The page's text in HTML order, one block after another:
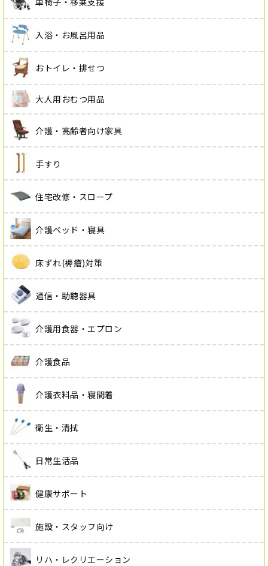
入浴・お風呂用品
おトイレ・排せつ
大人用おむつ用品
介護・高齢者向け家具
手すり
住宅改修・スロープ
介護ベッド・寝具
床ずれ(褥瘡)対策
通信・助聴器具
介護用食器・エプロン
介護食品
介護衣料品・寝間着
衛生・清拭
日常生活品
健康サポート
施設・スタッフ向け
リハ・レクリエーション